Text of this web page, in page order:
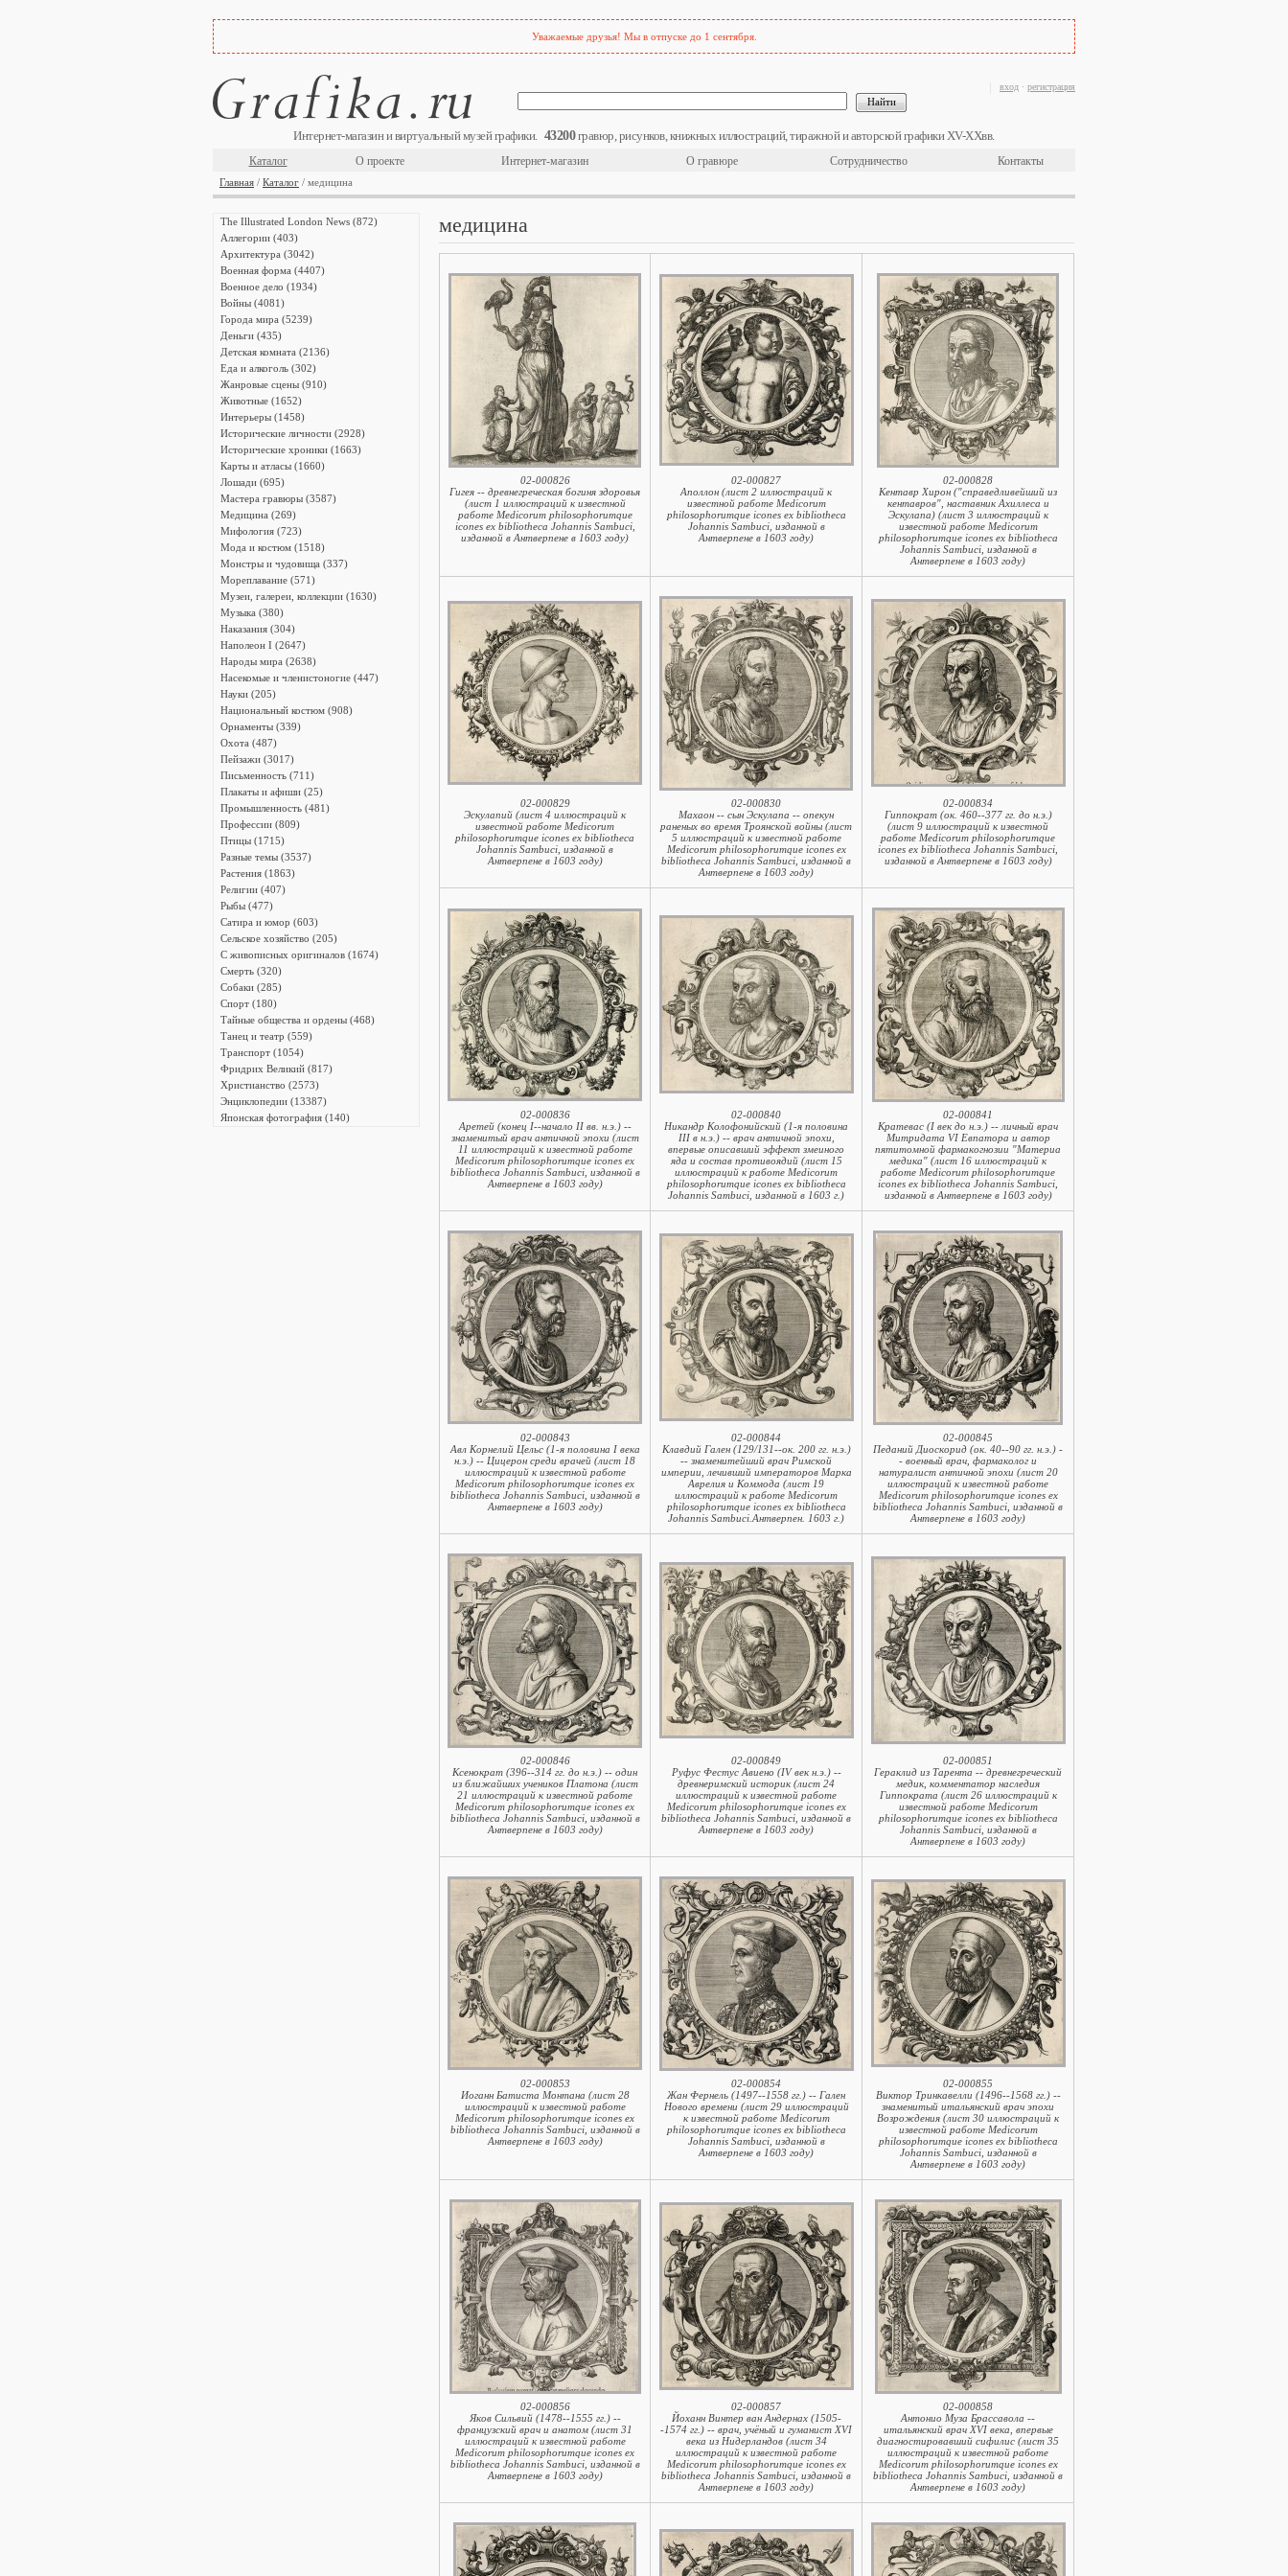
Уважаемые друзья! Мы в отпуске до 1 сентября.
вход · регистрация
Интернет-магазин и виртуальный музей графики. 43200гравюр, рисунков, книжных иллюстраций, тиражной и авторской графики XV-XXвв.
Каталог О проекте Интернет-магазин О гравюре Сотрудничество Контакты
Главная / Каталог / медицина
The Illustrated London News (872)
Аллегории (403)
Архитектура (3042)
Военная форма (4407)
Военное дело (1934)
Войны (4081)
Города мира (5239)
Деньги (435)
Детская комната (2136)
Еда и алкоголь (302)
Жанровые сцены (910)
Животные (1652)
Интерьеры (1458)
Исторические личности (2928)
Исторические хроники (1663)
Карты и атласы (1660)
Лошади (695)
Мастера гравюры (3587)
Медицина (269)
Мифология (723)
Мода и костюм (1518)
Монстры и чудовища (337)
Мореплавание (571)
Музеи, галереи, коллекции (1630)
Музыка (380)
Наказания (304)
Наполеон I (2647)
Народы мира (2638)
Насекомые и членистоногие (447)
Науки (205)
Национальный костюм (908)
Орнаменты (339)
Охота (487)
Пейзажи (3017)
Письменность (711)
Плакаты и афиши (25)
Промышленность (481)
Профессии (809)
Птицы (1715)
Разные темы (3537)
Растения (1863)
Религии (407)
Рыбы (477)
Сатира и юмор (603)
Сельское хозяйство (205)
С живописных оригиналов (1674)
Смерть (320)
Собаки (285)
Спорт (180)
Тайные общества и ордены (468)
Танец и театр (559)
Транспорт (1054)
Фридрих Великий (817)
Христианство (2573)
Энциклопедии (13387)
Японская фотография (140)
медицина
02-000826
Гигея -- древнегреческая богиня здоровья
(лист 1 иллюстраций к известной
работе Medicorum philosophorumque
icones ex bibliotheca Johannis Sambuci,
изданной в Антверпене в 1603 году)
02-000827
Аполлон (лист 2 иллюстраций к
известной работе Medicorum
philosophorumque icones ex bibliotheca
Johannis Sambuci, изданной в
Антверпене в 1603 году)
02-000828
Кентавр Хирон ("справедливейший из
кентавров", наставник Ахиллеса и
Эскулапа) (лист 3 иллюстраций к
известной работе Medicorum
philosophorumque icones ex bibliotheca
Johannis Sambuci, изданной в
Антверпене в 1603 году)
02-000829
Эскулапий (лист 4 иллюстраций к
известной работе Medicorum
philosophorumque icones ex bibliotheca
Johannis Sambuci, изданной в
Антверпене в 1603 году)
02-000830
Махаон -- сын Эскулапа -- опекун
раненых во время Tроянской войны (лист
5 иллюстраций к известной работе
Medicorum philosophorumque icones ex
bibliotheca Johannis Sambuci, изданной в
Антверпене в 1603 году)
02-000834
Гиппократ (ок. 460--377 гг. до н.э.)
(лист 9 иллюстраций к известной
работе Medicorum philosophorumque
icones ex bibliotheca Johannis Sambuci,
изданной в Антверпене в 1603 году)
02-000836
Аретей (конец I--начало II вв. н.э.) --
знаменитый врач античной эпохи (лист
11 иллюстраций к известной работе
Medicorum philosophorumque icones ex
bibliotheca Johannis Sambuci, изданной в
Антверпене в 1603 году)
02-000840
Никандр Колофонийский (1-я половина
III в н.э.) -- врач античной эпохи,
впервые описавший эффект змеиного
яда и состав противоядий (лист 15
иллюстраций к работе Medicorum
philosophorumque icones ex bibliotheca
Johannis Sambuci, изданной в 1603 г.)
02-000841
Кратевас (I век до н.э.) -- личный врач
Митридата VI Евпатора и автор
пятитомной фармакогнозии "Материа
медика" (лист 16 иллюстраций к
работе Medicorum philosophorumque
icones ex bibliotheca Johannis Sambuci,
изданной в Антверпене в 1603 году)
02-000843
Авл Корнелий Цельс (1-я половина I века
н.э.) -- Цицерон среди врачей (лист 18
иллюстраций к известной работе
Medicorum philosophorumque icones ex
bibliotheca Johannis Sambuci, изданной в
Антверпене в 1603 году)
02-000844
Клавдий Гален (129/131--ок. 200 гг. н.э.)
-- знаменитейший врач Римской
империи, лечивший императоров Марка
Аврелия и Коммода (лист 19
иллюстраций к работе Medicorum
philosophorumque icones ex bibliotheca
Johannis Sambuci.Антверпен. 1603 г.)
02-000845
Педаний Диоскорид (ок. 40--90 гг. н.э.) -
- военный врач, фармаколог и
натуралист античной эпохи (лист 20
иллюстраций к известной работе
Medicorum philosophorumque icones ex
bibliotheca Johannis Sambuci, изданной в
Антверпене в 1603 году)
02-000846
Ксенократ (396--314 гг. до н.э.) -- один
из ближайших учеников Платона (лист
21 иллюстраций к известной работе
Medicorum philosophorumque icones ex
bibliotheca Johannis Sambuci, изданной в
Антверпене в 1603 году)
02-000849
Руфус Фестус Авиено (IV век н.э.) --
древнеримский историк (лист 24
иллюстраций к известной работе
Medicorum philosophorumque icones ex
bibliotheca Johannis Sambuci, изданной в
Антверпене в 1603 году)
02-000851
Гераклид из Тарента -- древнегреческий
медик, комментатор наследия
Гиппократа (лист 26 иллюстраций к
известной работе Medicorum
philosophorumque icones ex bibliotheca
Johannis Sambuci, изданной в
Антверпене в 1603 году)
02-000853
Иоганн Батиста Монтана (лист 28
иллюстраций к известной работе
Medicorum philosophorumque icones ex
bibliotheca Johannis Sambuci, изданной в
Антверпене в 1603 году)
02-000854
Жан Фернель (1497--1558 гг.) -- Гален
Нового времени (лист 29 иллюстраций
к известной работе Medicorum
philosophorumque icones ex bibliotheca
Johannis Sambuci, изданной в
Антверпене в 1603 году)
02-000855
Виктор Тринкавелли (1496--1568 гг.) --
знаменитый итальянский врач эпохи
Возрождения (лист 30 иллюстраций к
известной работе Medicorum
philosophorumque icones ex bibliotheca
Johannis Sambuci, изданной в
Антверпене в 1603 году)
02-000856
Яков Сильвий (1478--1555 гг.) --
французский врач и анатом (лист 31
иллюстраций к известной работе
Medicorum philosophorumque icones ex
bibliotheca Johannis Sambuci, изданной в
Антверпене в 1603 году)
02-000857
Йоханн Винтер ван Андернах (1505-
-1574 гг.) -- врач, учёный и гуманист XVI
века из Нидерландов (лист 34
иллюстраций к известной работе
Medicorum philosophorumque icones ex
bibliotheca Johannis Sambuci, изданной в
Антверпене в 1603 году)
02-000858
Антонио Муза Брассавола --
итальянский врач XVI века, впервые
диагностировавший сифилис (лист 35
иллюстраций к известной работе
Medicorum philosophorumque icones ex
bibliotheca Johannis Sambuci, изданной в
Антверпене в 1603 году)